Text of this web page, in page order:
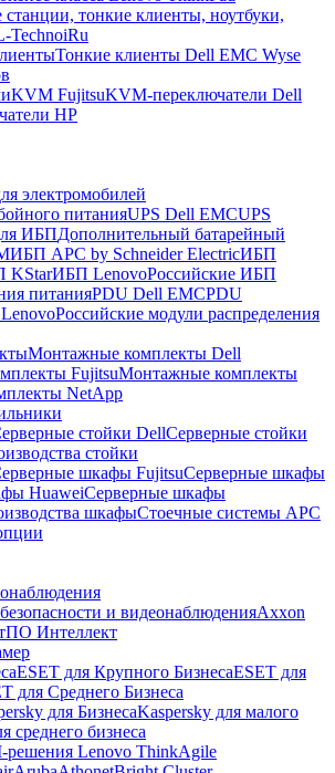
станции, тонкие клиенты, ноутбуки,
TechnoiRu
Тонкие клиенты Dell EMC Wyse
KVM FujitsuKVM-переключатели Dell
HP
электромобилей
питанияUPS Dell EMCUPS
ИБПДополнительный батарейный
ИБП APC by Schneider ElectricИБП
KStarИБП LenovoРоссийские ИБП
питанияPDU Dell EMCPDU
Российские модули распределения
Монтажные комплекты Dell
FujitsuМонтажные комплекты
NetApp
стойки DellСерверные стойки
стойки
шкафы FujitsuСерверные шкафы
HuaweiСерверные шкафы
шкафыСтоечные системы APC
и видеонаблюденияAxxon
ПО Интеллект
ESET для Крупного БизнесаESET для
для Среднего Бизнеса
для БизнесаKaspersky для малого
среднего бизнеса
решения Lenovo ThinkAgile